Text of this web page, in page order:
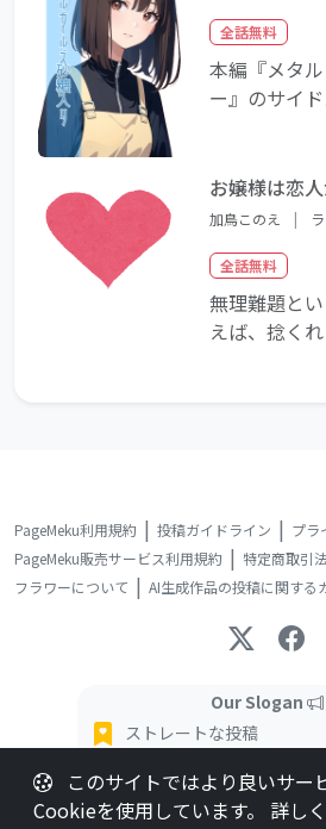
このサイトではより良いサー
Cookieを使用しています。 詳し
全話無料
本編『メタ
ー』のサイ
お嬢様は恋
加鳥このえ |
全話無料
無理難題と
えば、捻く
PageMeku利用規約 投稿ガイドライン
プラ
PageMeku販売サービス利用規約
特定商取引
フラワーについて
AI生成作品の投稿に関する
Our Slogan
ストレートな投稿
インタラクティブな読書体
柔軟な購入オプション